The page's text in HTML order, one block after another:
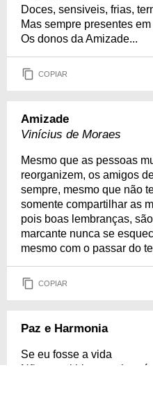
Doces, sensiveis, frias,
Mas sempre presentes
Os donos da Amizade...
COPIAR
Amizade
Vinícius de Moraes
Mesmo que as pessoas
reorganizem, os amigos
sempre, mesmo que não
somente compartilhar as
pois boas lembranças,
marcante nunca se
mesmo com o passar do
COPIAR
Paz e Harmonia
Se eu fosse a vida
Não permitiria que